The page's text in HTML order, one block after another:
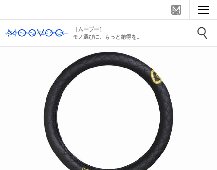
［ムーブー］
モノ選びに、もっと納得を。